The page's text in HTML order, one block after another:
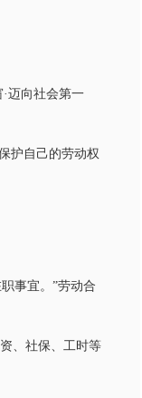
迈向社会第一
护自己的劳动权
事宜。”劳动合
、社保、工时等